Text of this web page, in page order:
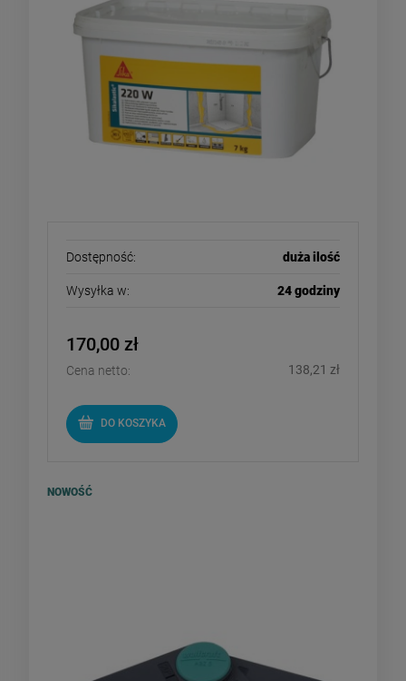
Dostępność: duża ilość
Wysyłka w: 24 godziny
170,00 zł
Cena netto: 138,21 zł
DO KOSZYKA
NOWOŚĆ